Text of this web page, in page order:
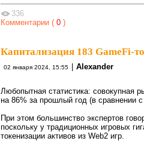
336
Комментарии ( 0 )
Капитализация 183 GameFi-
02 января 2024, 15:55 Alexander
Любопытная статистика: совокупная
на 86% за прошлый год (в сравнении с
При этом большинство экспертов
поскольку у традиционных игровых
токенизации активов из Web2 игр.